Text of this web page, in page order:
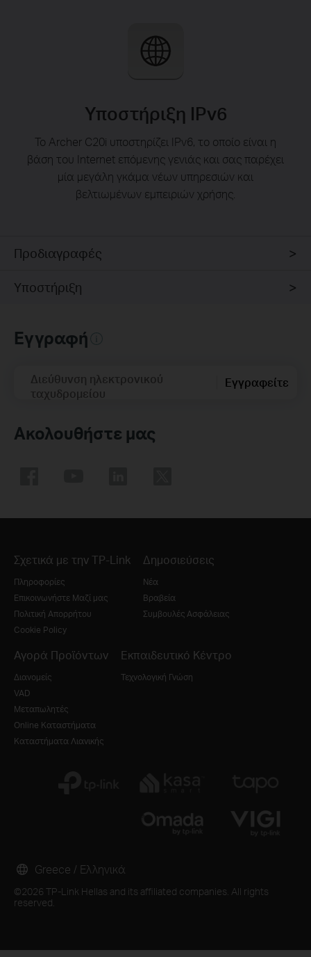
Υποστήριξη IPv6
Το Archer C20i υποστηρίζει IPv6, το οποίο είναι η
βάση του Internet επόμενης γενιάς και σας παρέχει
μία μεγάλη γκάμα νέων υπηρεσιών και
βελτιωμένων εμπειριών χρήσης.
Προδιαγραφές
Υποστήριξη
Εγγραφή
Διεύθυνση ηλεκτρονικού
ταχυδρομείου
Εγγραφείτε
Ακολουθήστε μας
Σχετικά με την TP-Link
Πληροφορίες
Επικοινωνήστε Μαζί μας
Πολιτική Απορρήτου
Cookie Policy
Δημοσιεύσεις
Νέα
Βραβεία
Συμβουλές Ασφάλειας
Αγορά Προϊόντων
Διανομείς
VAD
Μεταπωλητές
Online Καταστήματα
Καταστήματα Λιανικής
Εκπαιδευτικό Κέντρο
Τεχνολογική Γνώση
©2026 TP-Link Hellas and its affiliated companies. All rights
reserved.
Greece / Ελληνικά